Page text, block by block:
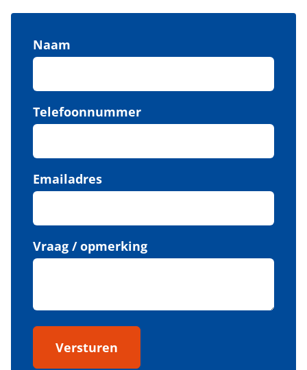
Naam
Telefoonnummer
Emailadres
Vraag / opmerking
Versturen